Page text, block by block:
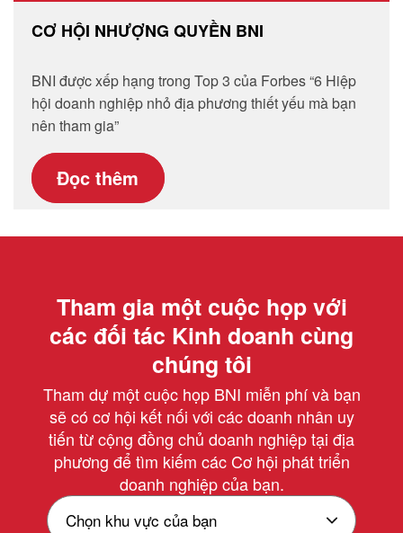
CƠ HỘI NHƯỢNG QUYỀN BNI
BNI được xếp hạng trong Top 3 của Forbes “6 Hiệp
hội doanh nghiệp nhỏ địa phương thiết yếu mà bạn
nên tham gia”
Đọc thêm
Tham gia một cuộc họp với
các đối tác Kinh doanh cùng
chúng tôi
Tham dự một cuộc họp BNI miễn phí và bạn
sẽ có cơ hội kết nối với các doanh nhân uy
tiến từ cộng đồng chủ doanh nghiệp tại địa
phương để tìm kiếm các Cơ hội phát triển
doanh nghiệp của bạn.